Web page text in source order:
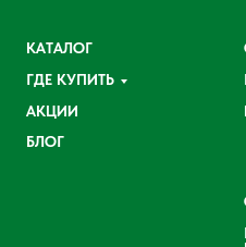
КАТАЛОГ
ГДЕ КУПИТЬ
АКЦИИ
БЛОГ